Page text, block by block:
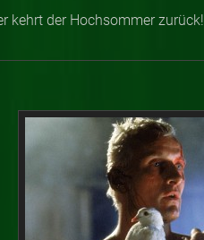
kehrt der Hochsommer zurück!